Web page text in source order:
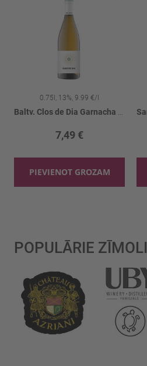
0.75l, 13%, 9.99 €/l
7,49 €
PIEVIENOT GROZAM
POPULĀRIE ZĪMOLI